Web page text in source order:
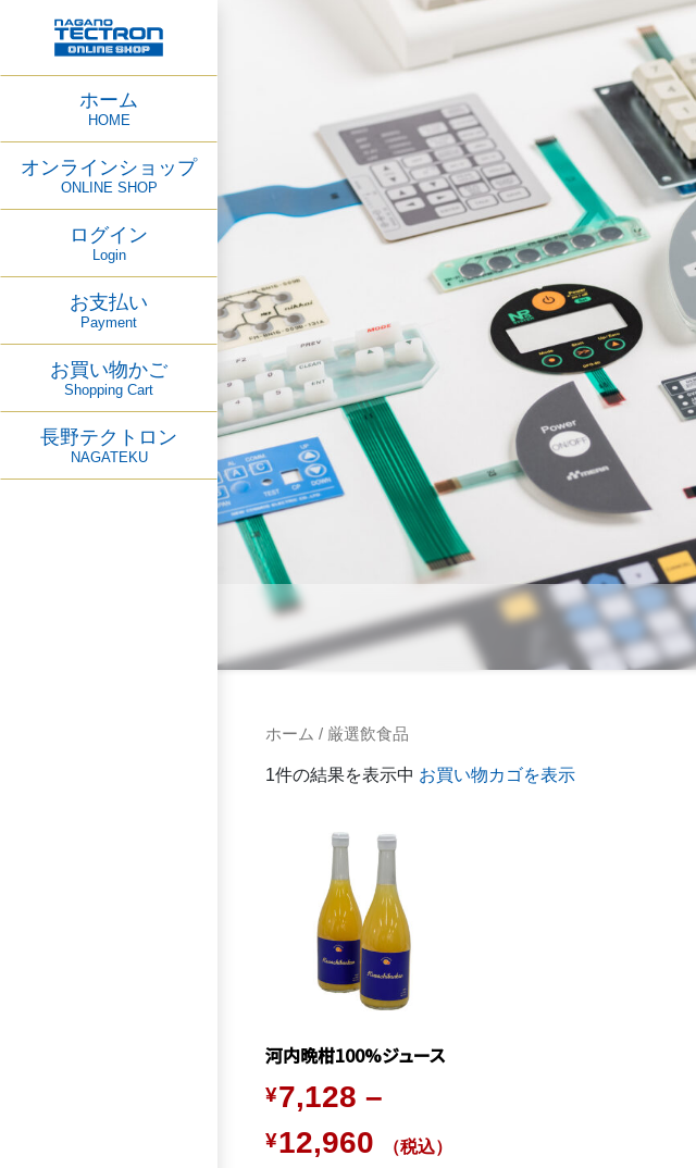
ホーム
HOME
オンラインショップ
ONLINE SHOP
ログイン
Login
お支払い
Payment
お買い物かご
Shopping Cart
長野テクトロン
NAGATEKU
ホーム / 厳選飲食品
1件の結果を表示中 お買い物カゴを表示
河内晩柑100%ジュース
¥7,128 –
¥12,960Price
（税込）
バ
リ
ー